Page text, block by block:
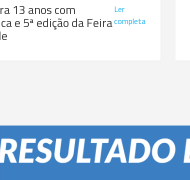
13 anos com
e 5ª edição da Feira
Ler
completa